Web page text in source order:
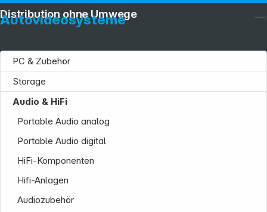
Autovideosysteme
PC & Zubehör
Storage
Audio & HiFi
Portable Audio analog
Portable Audio digital
HiFi-Komponenten
Hifi-Anlagen
Audiozubehör
Distribution ohne Umwege
Service